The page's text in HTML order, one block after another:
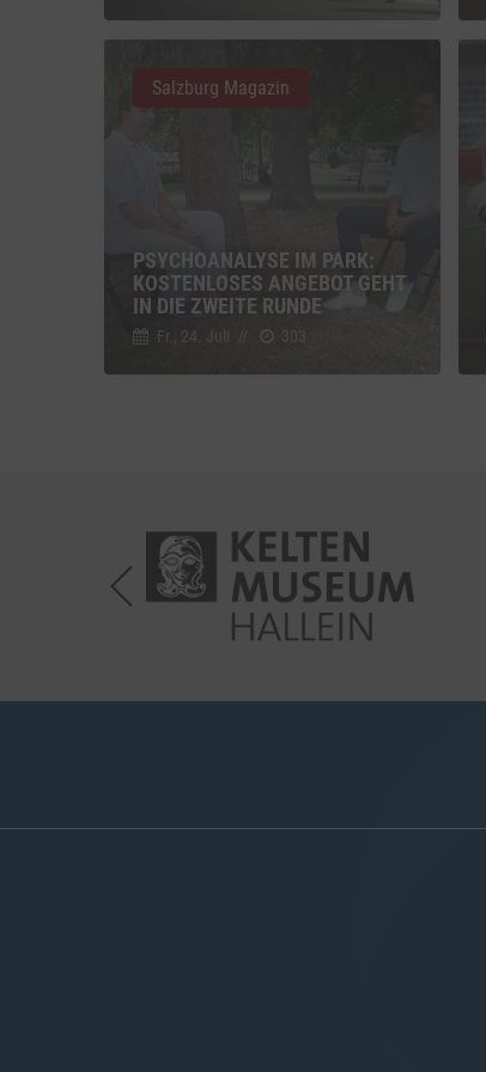
PSYCHOANALYSE IM PARK:
KOSTENLOSES ANGEBOT GEHT
IN DIE ZWEITE RUNDE
Fr., 24. Juli 303
Salzburg Magazin